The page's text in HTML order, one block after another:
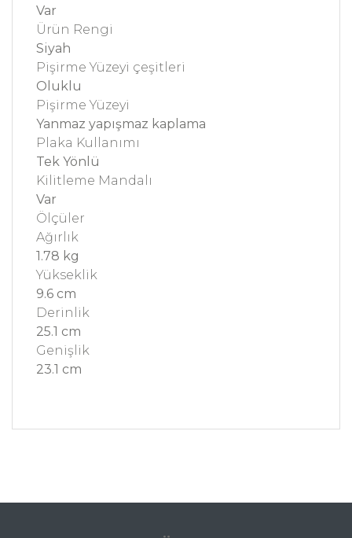
Var
Ürün Rengi
Siyah
Pişirme Yüzeyi çeşitleri
Oluklu
Pişirme Yüzeyi
Yanmaz yapışmaz kaplama
Plaka Kullanımı
Tek Yönlü
Kilitleme Mandalı
Var
Ölçüler
Ağırlık
1.78 kg
Yükseklik
9.6 cm
Derinlik
25.1 cm
Genişlik
23.1 cm
ve diğer konularda yetersiz gördüğünüz noktaları